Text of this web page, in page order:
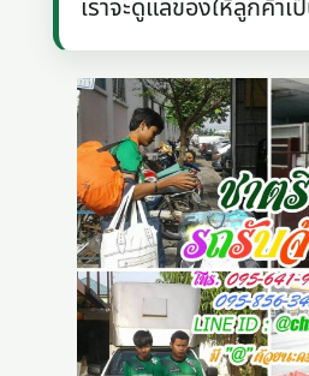
เราจะดูแลของให้ลูกค้า